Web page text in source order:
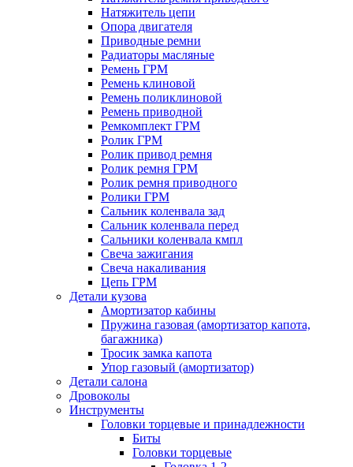
Натяжитель цепи
Опора двигателя
Приводные ремни
Радиаторы масляные
Ремень ГРМ
Ремень клиновой
Ремень поликлиновой
Ремень приводной
Ремкомплект ГРМ
Ролик ГРМ
Ролик привод ремня
Ролик ремня ГРМ
Ролик ремня приводного
Ролики ГРМ
Сальник коленвала зад
Сальник коленвала перед
Сальники коленвала кмпл
Свеча зажигания
Свеча накаливания
Цепь ГРМ
Детали кузова
Амортизатор кабины
Пружина газовая (амортизатор капота,
багажника)
Тросик замка капота
Упор газовый (амортизатор)
Детали салона
Дровоколы
Инструменты
Головки торцевые и принадлежности
Биты
Головки торцевые